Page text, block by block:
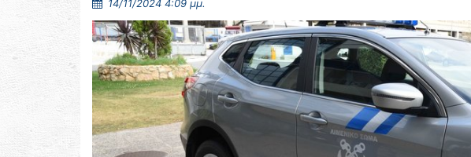
14/11/2024 4:09 μμ.